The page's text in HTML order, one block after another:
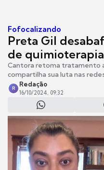
Fofocalizando
Preta Gil
de quimioterapia
Cantora retoma tratamento
compartilha sua luta nas
R
Redação
16/10/2024, 09:32